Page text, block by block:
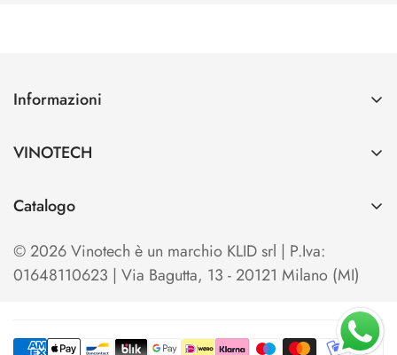
Informazioni
Spedizioni e Pagamenti
Cerca
Termini e condizioni di Vendita
Privacy Policy
Your Privacy Choices
VINOTECH
Vinotech B2B
Blog
Catalogo
TO OPEN
TO SERVE & STORE
© 2026 Vinotech è un marchio KLID srl | P.Iva:
01648110623 | Via Bagutta, 13 - 20121 Milano (MI)